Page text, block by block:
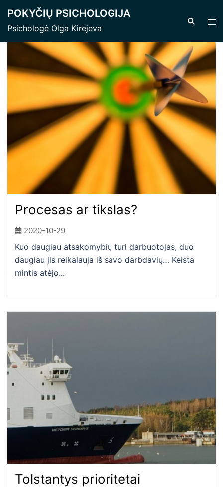
content
POKYČIŲ PSICHOLOGIJA
Psichologė Olga Kirejeva
Search
Procesas ar tikslas?
2020-10-29
Kuo daugiau atsakomybių turi darbuotojas, duo
daugiau jis reikalauja iš savo darbdavių… Keista
mintis atėjo...
Tolstantys prioritetai